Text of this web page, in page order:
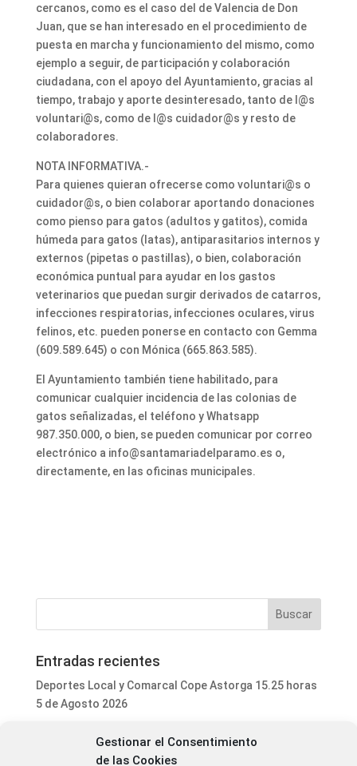
Gestionar el Consentimiento
de las Cookies
cercanos, como es el caso del de Valencia de Don
Juan, que se han interesado en el procedimiento de
puesta en marcha y funcionamiento del mismo, como
ejemplo a seguir, de participación y colaboración
ciudadana, con el apoyo del Ayuntamiento, gracias al
tiempo, trabajo y aporte desinteresado, tanto de l@s
voluntari@s, como de l@s cuidador@s y resto de
colaboradores.
NOTA INFORMATIVA.-
Para quienes quieran ofrecerse como voluntari@s o
cuidador@s, o bien colaborar aportando donaciones
como pienso para gatos (adultos y gatitos), comida
húmeda para gatos (latas), antiparasitarios internos y
externos (pipetas o pastillas), o bien, colaboración
económica puntual para ayudar en los gastos
veterinarios que puedan surgir derivados de catarros,
infecciones respiratorias, infecciones oculares, virus
felinos, etc. pueden ponerse en contacto con Gemma
(609.589.645) o con Mónica (665.863.585).
El Ayuntamiento también tiene habilitado, para
comunicar cualquier incidencia de las colonias de
gatos señalizadas, el teléfono y Whatsapp
987.350.000, o bien, se pueden comunicar por correo
electrónico a info@santamariadelparamo.es o,
directamente, en las oficinas municipales.
Entradas recientes
Deportes Local y Comarcal Cope Astorga 15.25 horas
5 de Agosto 2026
Agosto 2026